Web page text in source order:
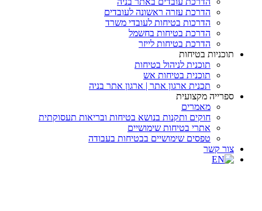
הדרכת עזרה ראשונה לעובדים
הדרכות בטיחות לעובדי משרד
הדרכת בטיחות בחשמל
הדרכת בטיחות לייזר
תוכניות בטיחות
תוכנית לניהול בטיחות
תוכנית בטיחות אש
תכנית ארגון אתר | ארגון אתר בניה
ספרייה מקצועית
מאמרים
חוקים ותקנות בנושא בטיחות ובריאות תעסוקתית
אתרי בטיחות שימושיים
טפסים שימושיים בבטיחות בעבודה
צור קשר